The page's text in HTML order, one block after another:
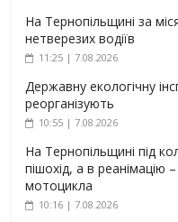
На Тернопільщині за
нетверезих водіїв
11:25 | 7.08.2026
Державну екологічну
реорганізують
10:55 | 7.08.2026
На Тернопільщині під
пішохід, а в реанімацію
мотоцикла
10:16 | 7.08.2026